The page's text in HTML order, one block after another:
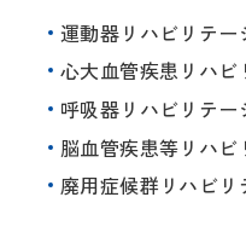
運動器リハビリテー
心大血管疾患リハビ
呼吸器リハビリテー
脳血管疾患等リハビ
廃用症候群リハビリ